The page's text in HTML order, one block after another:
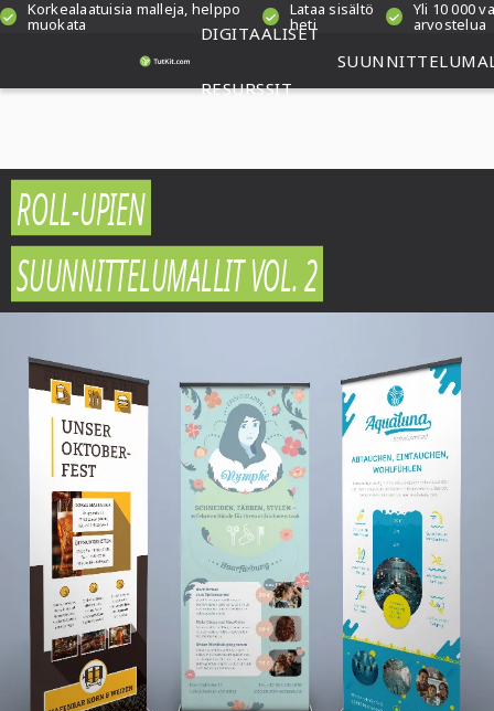
Korkealaatuisia malleja, helppo
muokata
Lataa sisältö
heti
Yli 10 000
arvostelua
DIGITAALISET
RESURSSIT
ROLL-UPIEN
SUUNNITTELUMALLIT VOL. 2